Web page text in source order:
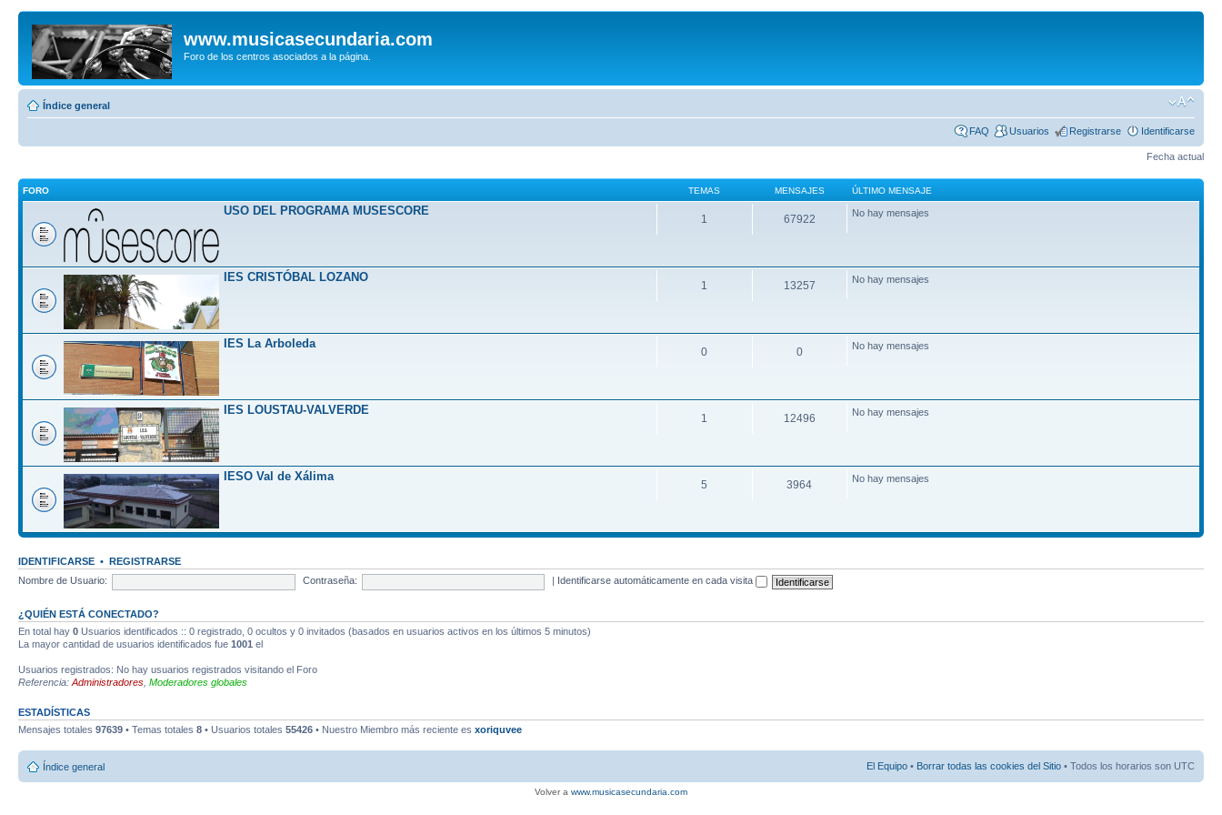
www.musicasecundaria.com
Foro de los centros asociados a la página.
Índice general
FAQ Usuarios Registrarse Identificarse
Fecha actual
FORO TEMAS MENSAJES ÚLTIMO MENSAJE
USO DEL PROGRAMA MUSESCORE
1 67922 No hay mensajes
IES CRISTÓBAL LOZANO
1 13257 No hay mensajes
IES La Arboleda
0 0 No hay mensajes
IES LOUSTAU-VALVERDE
1 12496 No hay mensajes
IESO Val de Xálima
5 3964 No hay mensajes
IDENTIFICARSE • REGISTRARSE
Nombre de Usuario:
Contraseña: Identificarse automáticamente en cada visita
¿QUIÉN ESTÁ CONECTADO?
En total hay 0 Usuarios identificados :: 0 registrado, 0 ocultos y 0 invitados (basados en usuarios activos en los últimos 5 minutos)
La mayor cantidad de usuarios identificados fue 1001 el
Usuarios registrados: No hay usuarios registrados visitando el Foro
Referencia: Administradores Moderadores globales
ESTADÍSTICAS
Mensajes totales 97639 • Temas totales 8 • Usuarios totales 55426 • Nuestro Miembro más reciente es xoriquvee
Índice general El Equipo • Borrar todas las cookies del Sitio • Todos los horarios son UTC
Volver a www.musicasecundaria.com